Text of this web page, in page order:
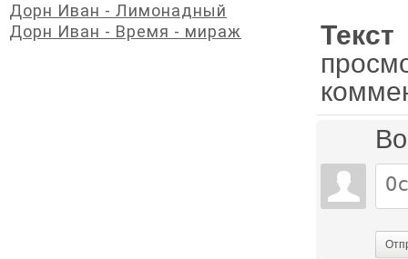
Дорн Иван - Лимонадный
Дорн Иван - Время - мираж